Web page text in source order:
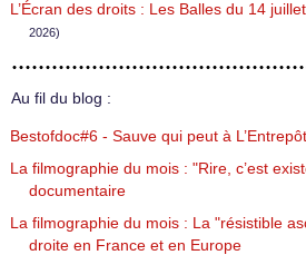
L’Écran des droits : Les Balles du 14
2026)
Au fil du blog :
Bestofdoc#6 - Sauve qui peut à
La filmographie du mois : "Rire, c’est
documentaire
La filmographie du mois : La "résistible
droite en France et en Europe